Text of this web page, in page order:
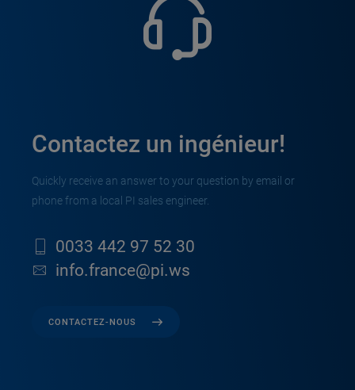
Contactez un ingénieur!
Quickly receive an answer to your question by email or
phone from a local PI sales engineer.
0033 442 97 52 30
info.france@pi.ws
CONTACTEZ-NOUS